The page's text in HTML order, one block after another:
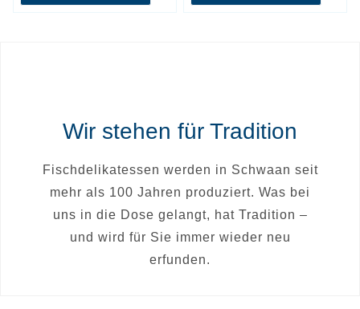
Wir stehen für Tradition
Fischdelikatessen werden in Schwaan seit
mehr als 100 Jahren produziert. Was bei
uns in die Dose gelangt, hat Tradition –
und wird für Sie immer wieder neu
erfunden.